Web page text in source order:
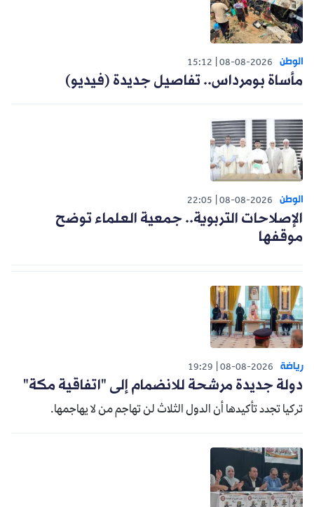
الوطن 08-08-2026
15:12
مأساة بومرداس.. تفاصيل جديدة (فيديو)
الوطن 08-08-2026
22:05
الإصلاحات التربوية.. جمعية العلماء توضح
موقفها
رياضة 08-08-2026
19:29
دولة جديدة مرشحة للانضمام إلى "اتفاقية مكة"
تركيا تجدد تأكيدها أن الدول الثلاث لن تهاجم من لا يهاجمها.